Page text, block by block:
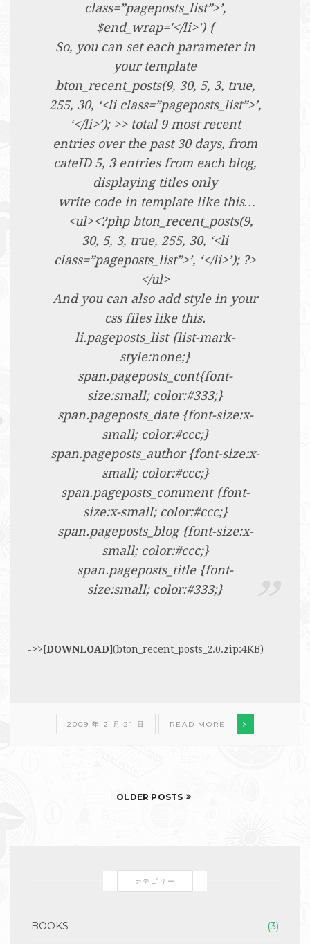
class=”pageposts_list”>’,
$end_wrap='</li>’) {
So, you can set each parameter in
your template
bton_recent_posts(9, 30, 5, 3, true,
255, 30, ‘<li class=”pageposts_list”>’,
‘</li>’); >> total 9 most recent
entries over the past 30 days, from
cateID 5, 3 entries from each blog,
displaying titles only
write code in template like this…
<ul><?php bton_recent_posts(9,
30, 5, 3, true, 255, 30, ‘<li
class=”pageposts_list”>’, ‘</li>’); ?>
</ul>
And you can also add style in your
css files like this.
li.pageposts_list {list-mark-
style:none;}
span.pageposts_cont{font-
size:small; color:#333;}
span.pageposts_date {font-size:x-
small; color:#ccc;}
span.pageposts_author {font-size:x-
small; color:#ccc;}
span.pageposts_comment {font-
size:x-small; color:#ccc;}
span.pageposts_blog {font-size:x-
small; color:#ccc;}
span.pageposts_title {font-
size:small; color:#333;}
->>[DOWNLOAD](bton_recent_posts_2.0.zip:4KB)
2009 年 2 月 21 日 READ MORE
OLDER POSTS
カテゴリー
BOOKS (3)